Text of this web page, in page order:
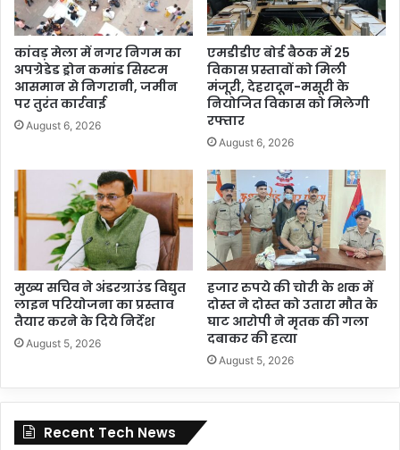
कांवड़ मेला में नगर निगम का
अपग्रेडेड ड्रोन कमांड सिस्टम
आसमान से निगरानी, जमीन
पर तुरंत कार्रवाई
August 6, 2026
एमडीडीए बोर्ड बैठक में 25
विकास प्रस्तावों को मिली
मंजूरी, देहरादून-मसूरी के
नियोजित विकास को मिलेगी
रफ्तार
August 6, 2026
मुख्य सचिव ने अंडरग्राउंड विद्युत
लाइन परियोजना का प्रस्ताव
तैयार करने के दिये निर्देश
August 5, 2026
हजार रुपये की चोरी के शक में
दोस्त ने दोस्त को उतारा मौत के
घाट आरोपी ने मृतक की गला
दबाकर की हत्या
August 5, 2026
Recent Tech News